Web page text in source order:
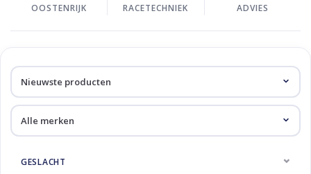
OOSTENRIJK
RACETECHNIEK
ADVIES
GESLACHT